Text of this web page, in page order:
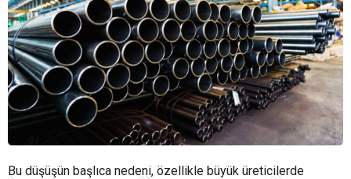
Bu düşüşün başlıca nedeni, özellikle büyük üreticilerde